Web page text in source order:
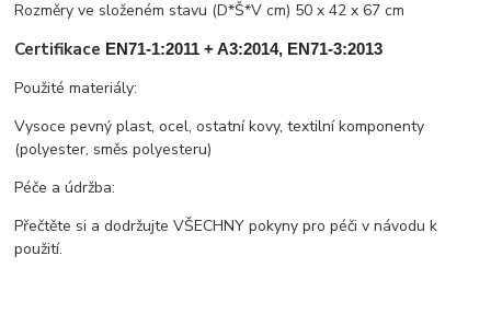
Rozměry ve složeném stavu (D*Š*V cm) 50 x 42 x 67 cm
Certifikace EN71-1:2011 + A3:2014, EN71-3:2013
Použité materiály:
Vysoce pevný plast, ocel, ostatní kovy, textilní komponenty
(polyester, směs polyesteru)
Péče a údržba:
Přečtěte si a dodržujte VŠECHNY pokyny pro péči v návodu k
použití.